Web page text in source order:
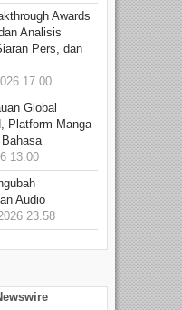
Awards
Analisis
Pers, dan
17.00
Global
Platform Manga
13.00
Audio
23.58